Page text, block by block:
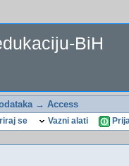
BiH
→ Access
se Vazni alati